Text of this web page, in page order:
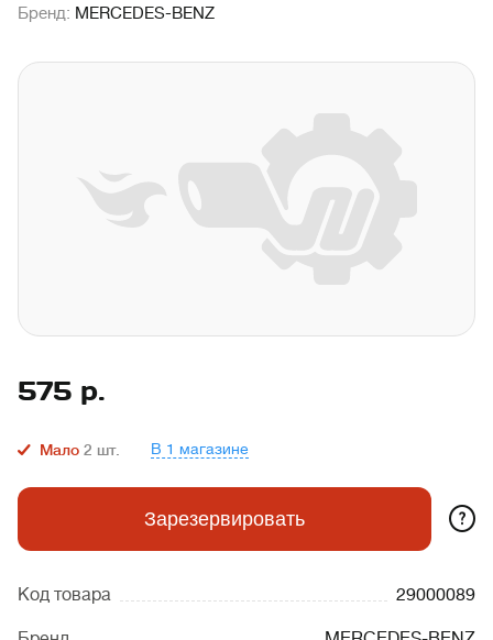
Бренд: MERCEDES-BENZ
575 р.
Мало 2 шт. В 1 магазине
Зарезервировать ?
Код товара 29000089